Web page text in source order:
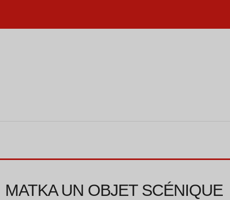
MATKA UN OBJET SCÉNIQUE